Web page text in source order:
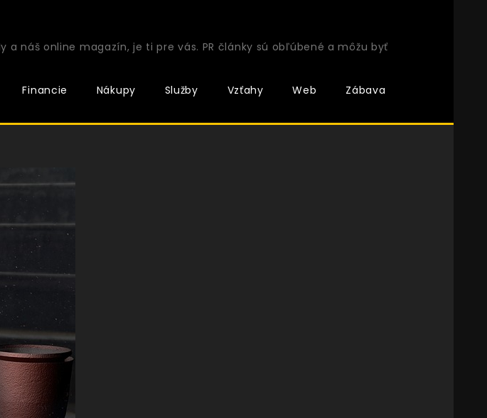
náš online magazín, je ti pre vás. PR články sú obľúbené a môžu byť
Financie Nákupy Služby Vzťahy Web Zábava